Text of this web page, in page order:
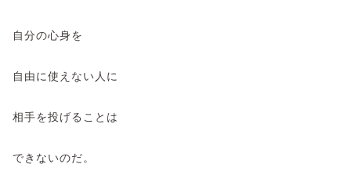
自分の心身を
自由に使えない人に
相手を投げることは
できないのだ。